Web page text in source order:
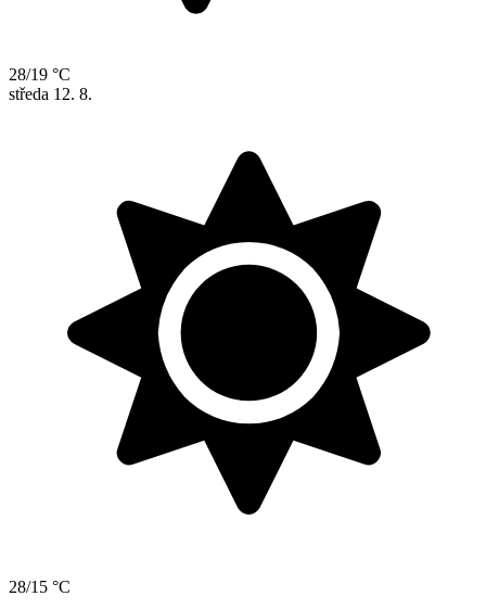
28/19 °C
středa 12. 8.
28/15 °C